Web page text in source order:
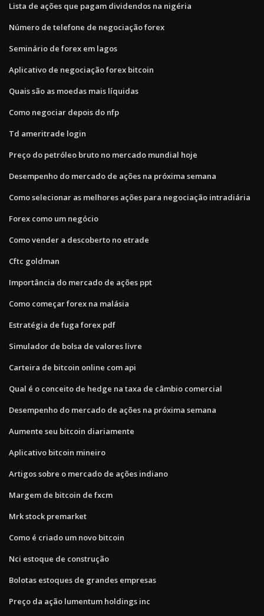
Lista de ações que pagam dividendos na nigéria
Número de telefone de negociação forex
Seminário de forex em lagos
Aplicativo de negociação forex bitcoin
Quais são as moedas mais líquidas
Como negociar depois do nfp
Td ameritrade login
Preço do petróleo bruto no mercado mundial hoje
Desempenho do mercado de ações na próxima semana
Como selecionar as melhores ações para negociação intradiária
Forex como um negócio
Como vender a descoberto no etrade
Cftc goldman
Importância do mercado de ações ppt
Como começar forex na malásia
Estratégia de fuga forex pdf
Simulador de bolsa de valores livre
Carteira de bitcoin online com api
Qual é o conceito de hedge na taxa de câmbio comercial
Desempenho do mercado de ações na próxima semana
Aumente seu bitcoin diariamente
Aplicativo bitcoin mineiro
Artigos sobre o mercado de ações indiano
Margem de bitcoin de fxcm
Mrk stock premarket
Como é criado um novo bitcoin
Nci estoque de construção
Bolotas estoques de grandes empresas
Preço da ação lumentum holdings inc